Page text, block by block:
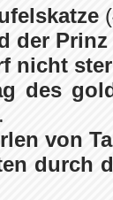
der Prinz
nicht
des
von
durch